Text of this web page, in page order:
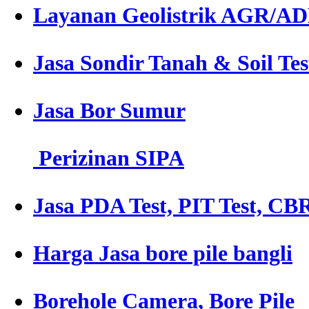
Layanan Geolistrik AGR/
Jasa Sondir Tanah & Soil
Jasa Bor Sumur
Perizinan SIPA
Jasa PDA Test, PIT Test,
Harga Jasa bore pile bangli
Borehole Camera, Bore Pile